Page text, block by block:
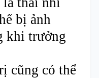
bị ảnh
khi trưởng
cũng có thể